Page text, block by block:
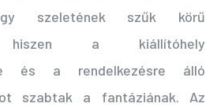
szeletének szűk körű
hiszen a kiállítóhely
és a rendelkezésre álló
szabtak a fantáziának. Az